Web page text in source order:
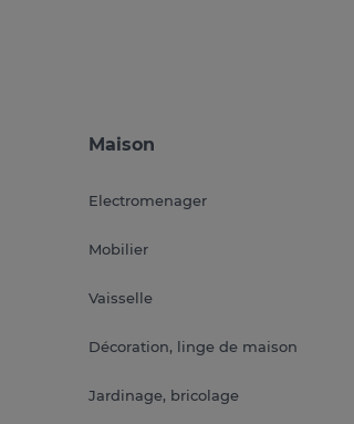
Maison
Electromenager
Mobilier
Vaisselle
Décoration, linge de maison
Jardinage, bricolage